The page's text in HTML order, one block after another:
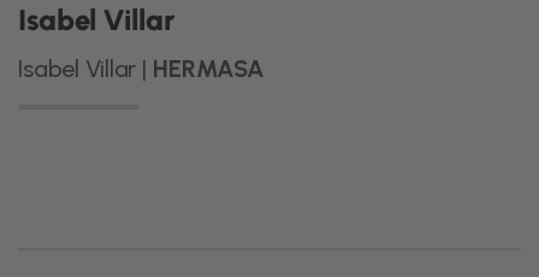
Isabel Villar
Isabel Villar | HERMASA